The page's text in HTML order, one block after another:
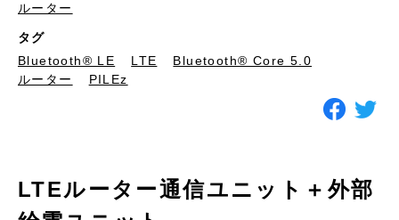
ルーター
タグ
Bluetooth®︎ LE
LTE
Bluetooth® Core 5.0
ルーター
PILEz
LTEルーター通信ユニット＋外部